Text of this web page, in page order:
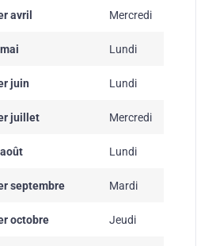
avril Mercredi
Lundi
juin Lundi
juillet Mercredi
Lundi
septembre Mardi
octobre Jeudi